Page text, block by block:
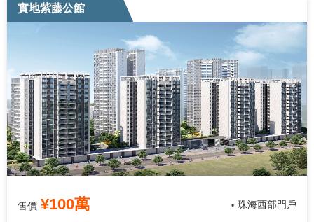
實地紫藤公館
售價 ¥100萬 • 珠海西部門戶